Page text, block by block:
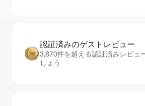
認証済みのゲ⁠ス⁠ト⁠レ⁠ビ⁠ュ⁠ー
3,870件を超える認証済みレビュ
しょう